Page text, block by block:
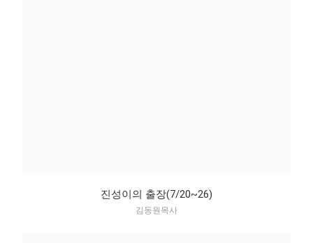
진성이의 출장(7/20~26)
김동원목사